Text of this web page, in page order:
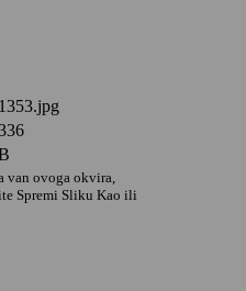
van ovoga okvira,
Spremi Sliku Kao ili